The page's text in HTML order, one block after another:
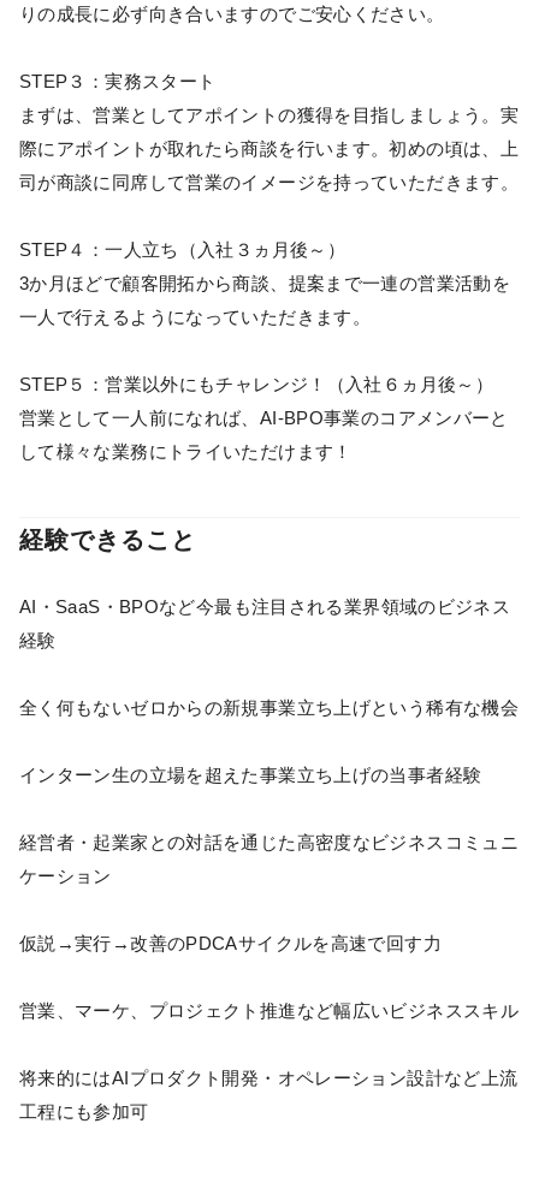
りの成長に必ず向き合いますのでご安心ください。
STEP３：実務スタート
まずは、営業としてアポイントの獲得を目指しましょう。実
際にアポイントが取れたら商談を行います。初めの頃は、上
司が商談に同席して営業のイメージを持っていただきます。
STEP４：一人立ち（入社３ヵ月後～）
3か月ほどで顧客開拓から商談、提案まで一連の営業活動を
一人で行えるようになっていただきます。
STEP５：営業以外にもチャレンジ！（入社６ヵ月後～）
営業として一人前になれば、AI-BPO事業のコアメンバーと
して様々な業務にトライいただけます！
経験できること
AI・SaaS・BPOなど今最も注目される業界領域のビジネス
経験
全く何もないゼロからの新規事業立ち上げという稀有な機会
インターン生の立場を超えた事業立ち上げの当事者経験
経営者・起業家との対話を通じた高密度なビジネスコミュニ
ケーション
仮説→実行→改善のPDCAサイクルを高速で回す力
営業、マーケ、プロジェクト推進など幅広いビジネススキル
将来的にはAIプロダクト開発・オペレーション設計など上流
工程にも参加可